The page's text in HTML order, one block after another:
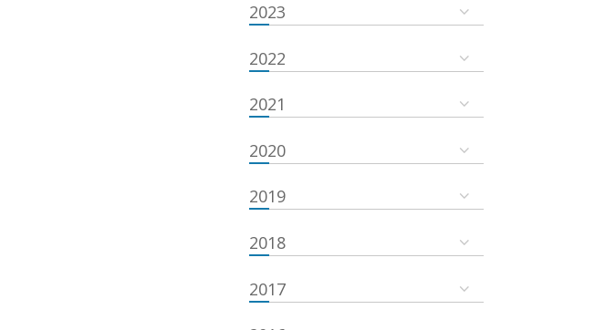
2023
2022
2021
2020
2019
2018
2017